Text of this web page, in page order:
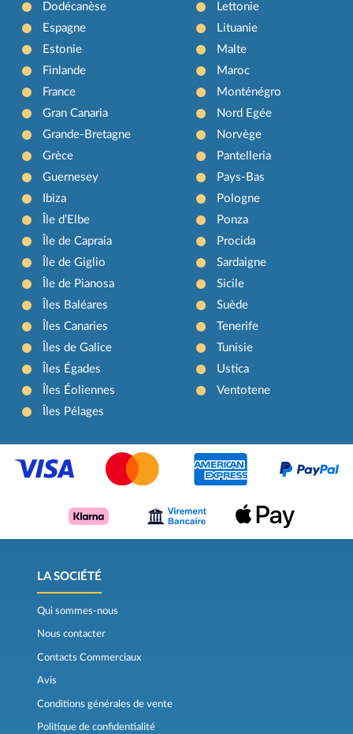
Dodécanèse
Espagne
Estonie
Finlande
France
Gran Canaria
Grande-Bretagne
Grèce
Guernesey
Ibiza
Île d’Elbe
Île de Capraia
Île de Giglio
Île de Pianosa
Îles Baléares
Îles Canaries
Îles de Galice
Îles Égades
Îles Éoliennes
Îles Pélages
Lettonie
Lituanie
Malte
Maroc
Monténégro
Nord Egée
Norvège
Pantelleria
Pays-Bas
Pologne
Ponza
Procida
Sardaigne
Sicile
Suède
Tenerife
Tunisie
Ustica
Ventotene
LA SOCIÉTÉ
Qui sommes-nous
Nous contacter
Contacts Commerciaux
Avis
Conditions générales de vente
Politique de confidentialité